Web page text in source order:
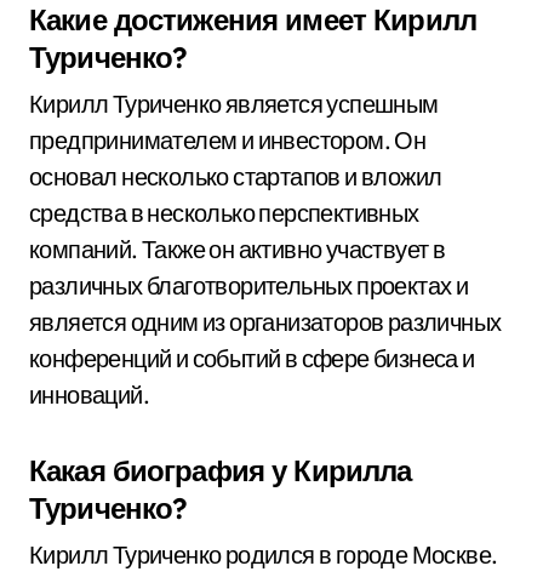
Какие достижения имеет Кирилл
Туриченко?
Кирилл Туриченко является успешным
предпринимателем и инвестором. Он
основал несколько стартапов и вложил
средства в несколько перспективных
компаний. Также он активно участвует в
различных благотворительных проектах и
является одним из организаторов различных
конференций и событий в сфере бизнеса и
инноваций.
Какая биография у Кирилла
Туриченко?
Кирилл Туриченко родился в городе Москве.